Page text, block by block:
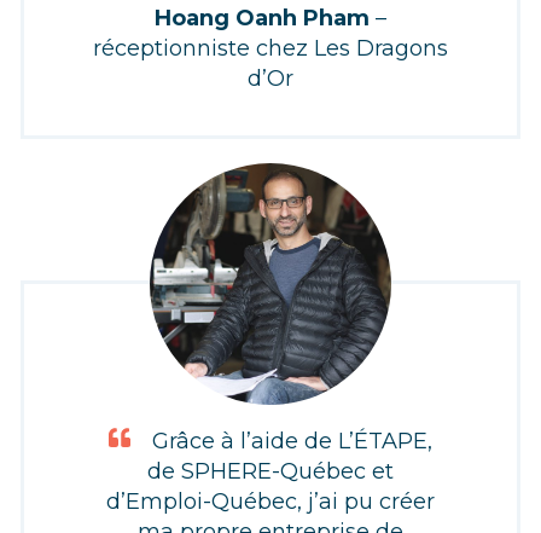
Hoang Oanh Pham –
réceptionniste chez Les Dragons
d’Or
Grâce à l’aide de L’ÉTAPE,
de SPHERE-Québec et
d’Emploi-Québec, j’ai pu créer